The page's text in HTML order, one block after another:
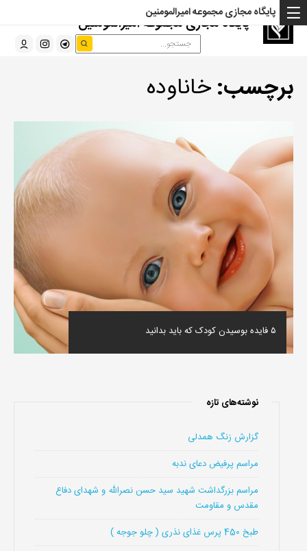
پایگاه مجازی مجموعه امیرالمومنین
پایگاه مجازی مجموعه امیرالمومنین
برچسب:خاناوده
۵ فایده بوسیدن کودک که باید بدانید
نوشته‌های تازه
گزارش زنگ همدلی
مراسم پرفیض دعای ندبه
مراسم بزرگداشت شهید سید حسن نصرالله و شهدای دفاع
مقدس و مقاومت
طبخ 450 پرس غذای نذری ( چلو جوجه )